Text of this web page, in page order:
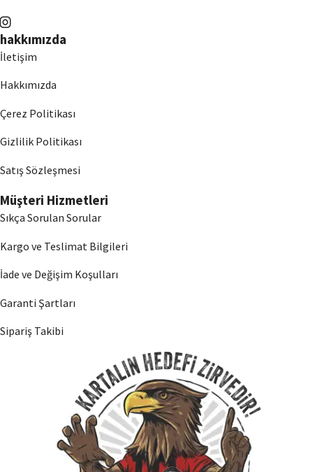
hakkımızda
İletişim
Hakkımızda
Çerez Politikası
Gizlilik Politikası
Satış Sözleşmesi
Müşteri Hizmetleri
Sıkça Sorulan Sorular
Kargo ve Teslimat Bilgileri
İade ve Değişim Koşulları
Garanti Şartları
Sipariş Takibi